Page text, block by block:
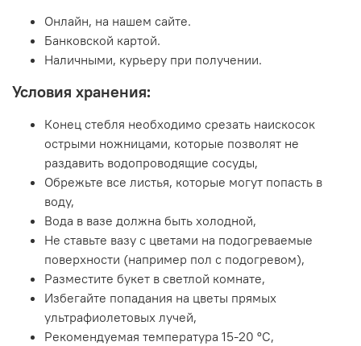
Онлайн, на нашем сайте.
Банковской картой.
Наличными, курьеру при получении.
Условия хранения:
Конец стебля необходимо срезать наискосок
острыми ножницами, которые позволят не
раздавить водопроводящие сосуды,
Обрежьте все листья, которые могут попасть в
воду,
Вода в вазе должна быть холодной,
Не ставьте вазу с цветами на подогреваемые
поверхности (например пол с подогревом),
Разместите букет в светлой комнате,
Избегайте попадания на цветы прямых
ультрафиолетовых лучей,
Рекомендуемая температура 15-20 ºC,